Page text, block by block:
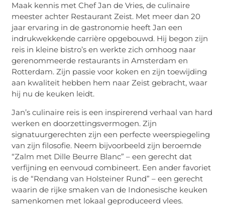
Maak kennis met Chef Jan de Vries, de culinaire
meester achter Restaurant Zeist. Met meer dan 20
jaar ervaring in de gastronomie heeft Jan een
indrukwekkende carrière opgebouwd. Hij begon zijn
reis in kleine bistro’s en werkte zich omhoog naar
gerenommeerde restaurants in Amsterdam en
Rotterdam. Zijn passie voor koken en zijn toewijding
aan kwaliteit hebben hem naar Zeist gebracht, waar
hij nu de keuken leidt.
Jan’s culinaire reis is een inspirerend verhaal van hard
werken en doorzettingsvermogen. Zijn
signatuurgerechten zijn een perfecte weerspiegeling
van zijn filosofie. Neem bijvoorbeeld zijn beroemde
“Zalm met Dille Beurre Blanc” – een gerecht dat
verfijning en eenvoud combineert. Een ander favoriet
is de “Rendang van Holsteiner Rund” – een gerecht
waarin de rijke smaken van de Indonesische keuken
samenkomen met lokaal geproduceerd vlees.